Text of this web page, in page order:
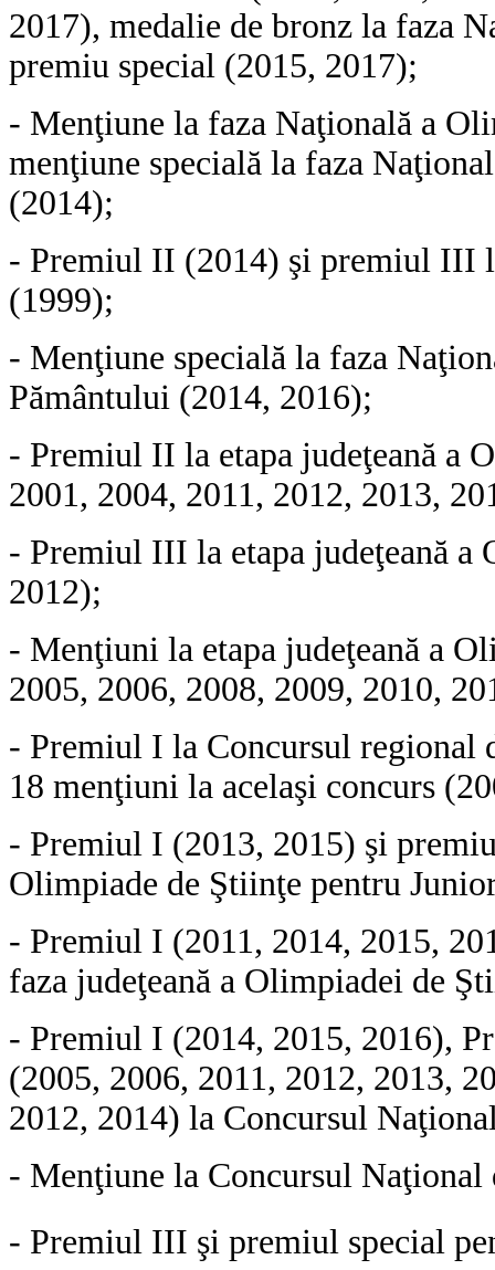
2017), medalie de bronz la faza
premiu special (2015, 2017);
- Menţiune la faza Naţională a
menţiune specială la faza
(2014);
- Premiul II (2014) şi premiul III
(1999);
- Menţiune specială la faza
Pământului (2014, 2016);
- Premiul II la etapa judeţeană a
2001, 2004, 2011, 2012, 2013,
- Premiul III la etapa judeţeană a
2012);
- Menţiuni la etapa judeţeană a
2005, 2006, 2008, 2009, 2010,
- Premiul I la Concursul regional
18 menţiuni la acelaşi concurs
- Premiul I (2013, 2015) şi
Olimpiade de Ştiinţe pentru
- Premiul I (2011, 2014, 2015,
faza judeţeană a Olimpiadei de
- Premiul I (2014, 2015, 2016),
(2005, 2006, 2011, 2012, 2013,
2012, 2014) la Concursul
- Menţiune la Concursul
- Premiul III şi premiul special